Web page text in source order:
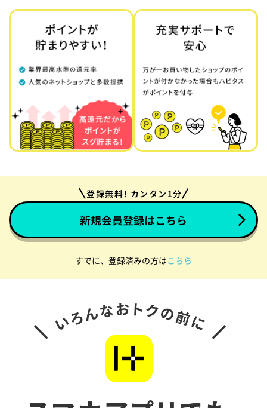
登録無料! カンタン1分
新規会員登録はこちら
すでに、登録済みの方はこちら